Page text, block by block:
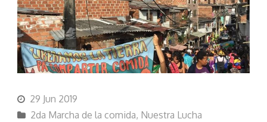
29 Jun 2019
2da Marcha de la comida, Nuestra Lucha